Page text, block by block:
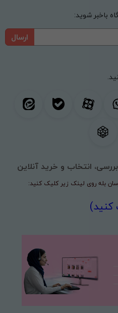
باخبر شوید:
ارسال
انتخاب و خرید آنلاین
بله روی لینک زیر کلیک کنید:
کنید)